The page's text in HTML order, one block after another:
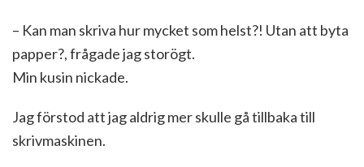
– Kan man skriva hur mycket som helst?! Utan att byta
papper?, frågade jag storögt.
Min kusin nickade.
Jag förstod att jag aldrig mer skulle gå tillbaka till
skrivmaskinen.